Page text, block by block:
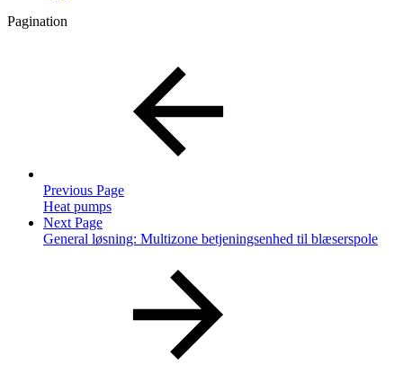
Pagination
Previous Page
Heat pumps
Next Page
General løsning: Multizone betjeningsenhed til blæserspole